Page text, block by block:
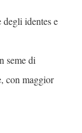
degli identes e
seme di
con maggior